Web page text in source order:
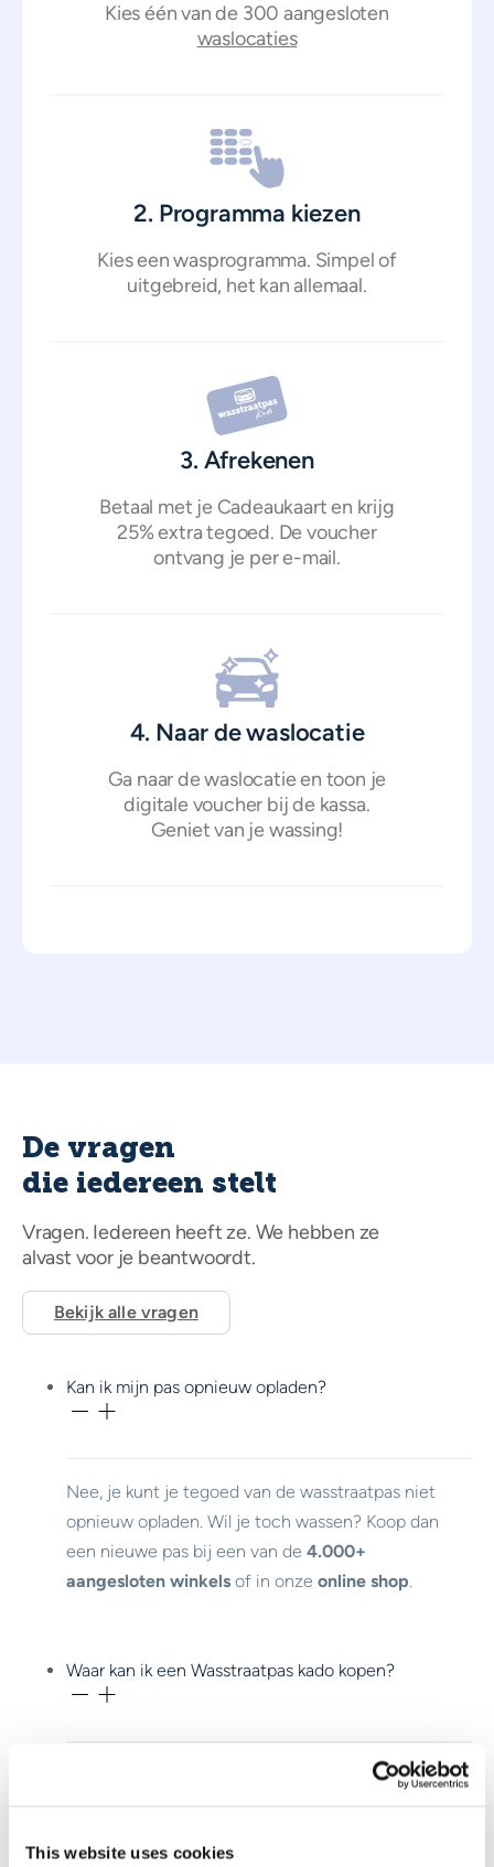
This website uses cookies
Kies één van de 300 aangesloten
waslocaties
2. Programma kiezen
Kies een wasprogramma. Simpel of
uitgebreid, het kan allemaal.
3. Afrekenen
Betaal met je Cadeaukaart en krijg
25% extra tegoed. De voucher
ontvang je per e-mail.
4. Naar de waslocatie
Ga naar de waslocatie en toon je
digitale voucher bij de kassa.
Geniet van je wassing!
De vragen
die iedereen stelt
Vragen. Iedereen heeft ze. We hebben ze
alvast voor je beantwoordt.
Bekijk alle vragen
Kan ik mijn pas opnieuw opladen?
Nee, je kunt je tegoed van de wasstraatpas niet
opnieuw opladen. Wil je toch wassen? Koop dan
een nieuwe pas bij een van de 4.000+
aangesloten winkels of in onze online shop
Waar kan ik een Wasstraatpas kado kopen?
4.000